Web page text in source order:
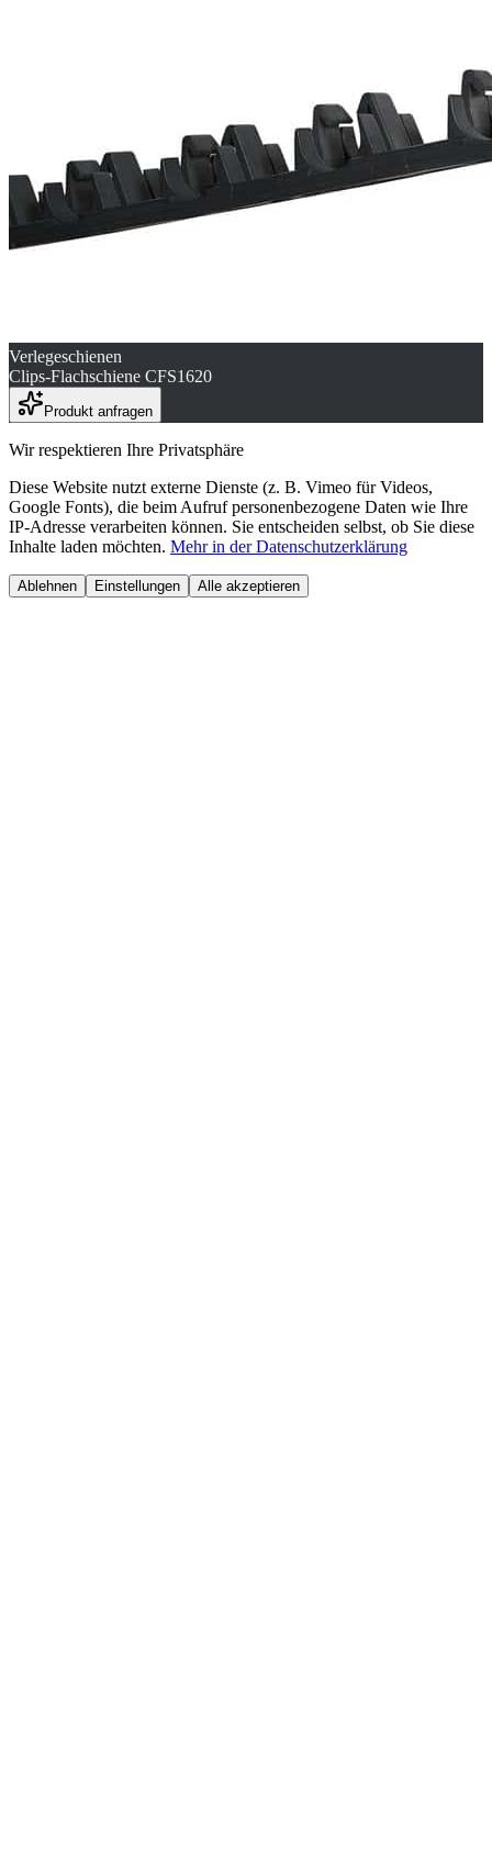
Verlegeschienen
Clips-Flachschiene CFS1620
Produkt anfragen
Wir respektieren Ihre Privatsphäre
Diese Website nutzt externe Dienste (z. B. Vimeo für Videos,
Google Fonts), die beim Aufruf personenbezogene Daten wie Ihre
IP-Adresse verarbeiten können. Sie entscheiden selbst, ob Sie diese
Inhalte laden möchten. Mehr in der Datenschutzerklärung
Ablehnen Einstellungen Alle akzeptieren